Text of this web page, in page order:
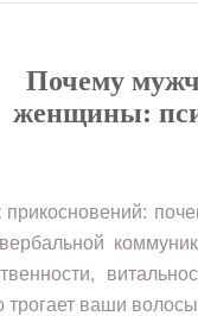
Почему
женщины:
прикосновений:
трогает ваши